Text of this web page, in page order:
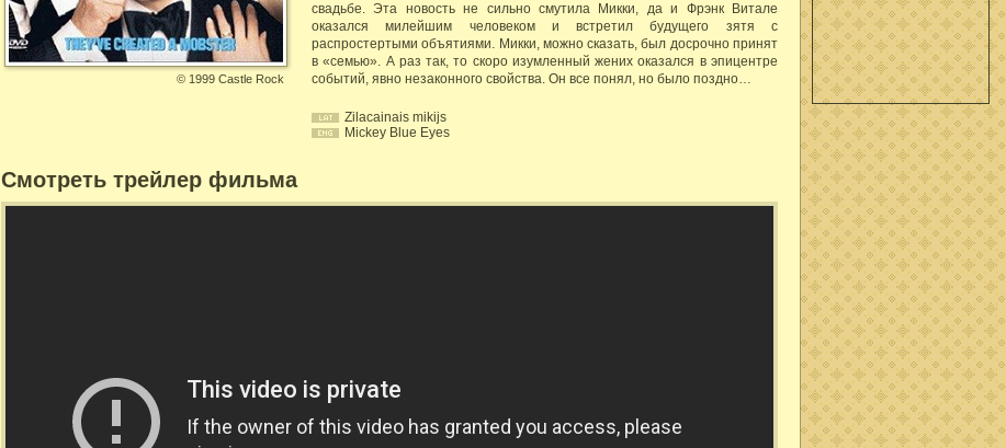
свадьбе. Эта новость не сильно смутила Микки, да и Фрэнк Витале
оказался милейшим человеком и встретил будущего зятя с
распростертыми объятиями. Микки, можно сказать, был досрочно принят
в «семью». А раз так, то скоро изумленный жених оказался в эпицентре
событий, явно незаконного свойства. Он все понял, но было поздно…
Zilacainais mikijs
Mickey Blue Eyes
© 1999 Castle Rock
Смотреть трейлер фильма